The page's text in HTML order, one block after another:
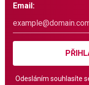
Email:
Odesláním souhlasíte